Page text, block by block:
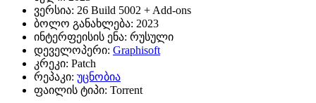
ვერსია: 26 Build 5002 + Add-ons
ბოლო განახლება: 2023
ინტერფეისის ენა: რუსული
დეველოპერი: Graphisoft
კრეკი: Patch
რეპაკი: უცნობია
ფაილის ტიპი: Torrent